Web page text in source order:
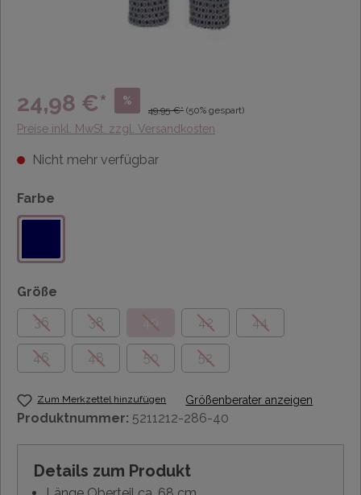
24,98 €* %
49,95 €* (50% gespart)
Preise inkl. MwSt. zzgl. Versandkosten
Nicht mehr verfügbar
Farbe
Größe
36
38 40 42 44
46 48 50 52
Zum Merkzettel hinzufügen Größenberater anzeigen
Produktnummer: 5211212-286-40
Details zum Produkt